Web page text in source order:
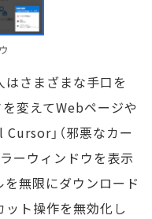
さまざまな手口を
変えてWebページや
」（邪悪なカー
ーウィンドウを表示
を無限にダウンロード
ット操作を無効化し